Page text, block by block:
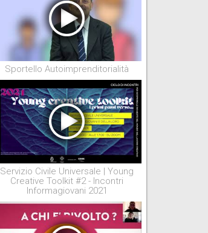
Sportello Autoimprenditorialità
Servizio Civile Universale | Young
Creative Toolkit #2 - Incontri
Informagiovani 2021